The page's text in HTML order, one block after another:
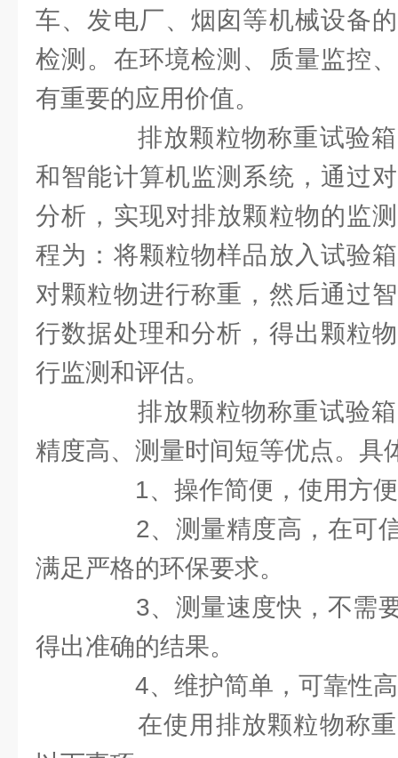
车、发电厂、烟囱等机械设备
检测。在环境检测、质量监控
有重要的应用价值。
排放颗粒物称重试验箱
和智能计算机监测系统，通过
分析，实现对排放颗粒物的监
程为：将颗粒物样品放入试验
对颗粒物进行称重，然后通过
行数据处理和分析，得出颗粒
行监测和评估。
排放颗粒物称重试验箱
精度高、测量时间短等优点。具
1、操作简便，使用方
2、测量精度高，在可信
满足严格的环保要求。
3、测量速度快，不需要
得出准确的结果。
4、维护简单，可靠性
在使用排放颗粒物称重